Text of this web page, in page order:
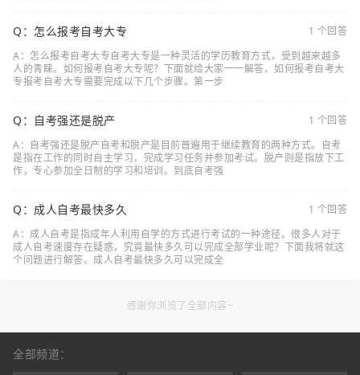
Q：怎么报考自考大专
1 个回答
A：怎么报考自考大专自考大专是一种灵活的学历教育方式，受到越来越多
人的青睐。如何报考自考大专呢？下面就给大家一一解答。如何报考自考大
专报考自考大专需要完成以下几个步骤。第一步
Q：自考强还是脱产
1 个回答
A：自考强还是脱产自考和脱产是目前普遍用于继续教育的两种方式。自考
是指在工作的同时自主学习，完成学习任务并参加考试。脱产则是指放下工
作，专心参加全日制的学习和培训。到底自考强
Q：成人自考最快多久
1 个回答
A：成人自考是指成年人利用自学的方式进行考试的一种途径。很多人对于
成人自考速度存在疑惑，究竟最快多久可以完成全部学业呢？下面我将就这
个问题进行解答。成人自考最快多久可以完成全
感谢你浏览了全部内容~
全部频道：